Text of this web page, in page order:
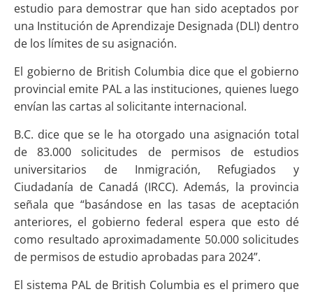
estudio para demostrar que han sido aceptados por
una Institución de Aprendizaje Designada (DLI) dentro
de los límites de su asignación.
El gobierno de British Columbia dice que el gobierno
provincial emite PAL a las instituciones, quienes luego
envían las cartas al solicitante internacional.
B.C. dice que se le ha otorgado una asignación total
de 83.000 solicitudes de permisos de estudios
universitarios de Inmigración, Refugiados y
Ciudadanía de Canadá (IRCC). Además, la provincia
señala que “basándose en las tasas de aceptación
anteriores, el gobierno federal espera que esto dé
como resultado aproximadamente 50.000 solicitudes
de permisos de estudio aprobadas para 2024”.
El sistema PAL de British Columbia es el primero que